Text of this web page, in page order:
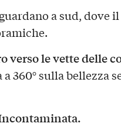
a sud, dove il
verso le vette delle
360° sulla bellezza